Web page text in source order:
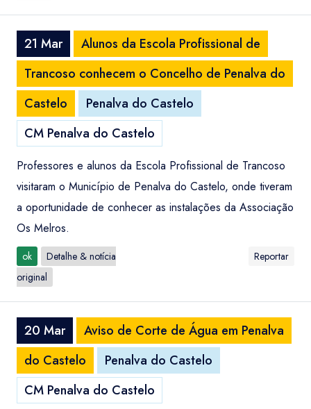
21 Mar
Alunos da Escola Profissional de
Trancoso conhecem o Concelho de Penalva do
Castelo
Penalva do Castelo
CM Penalva do Castelo
Professores e alunos da Escola Profissional de Trancoso
visitaram o Município de Penalva do Castelo, onde tiveram
a oportunidade de conhecer as instalações da Associação
Os Melros.
ok
Detalhe & notícia
original
Reportar
20 Mar
Aviso de Corte de Água em Penalva
do Castelo
Penalva do Castelo
CM Penalva do Castelo